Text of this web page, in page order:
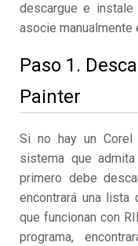
descargue e
asocie manualmente
Paso 1.
Painter
Si no hay un
sistema que admita
primero debe
encontrará una lista
que funcionan con
programa,